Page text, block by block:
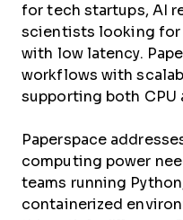
for tech startups, AI
scientists looking for
with low latency.
workflows with
supporting both CPU
Paperspace
computing power
teams running
containerized